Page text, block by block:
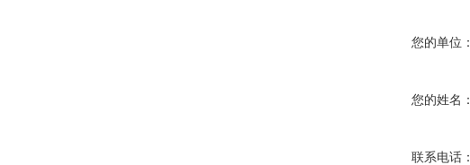
您的单位：
您的姓名：
联系电话：